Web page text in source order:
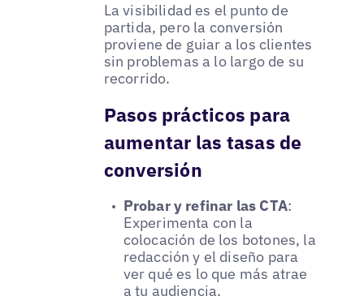
La visibilidad es el punto de
partida, pero la conversión
proviene de guiar a los clientes
sin problemas a lo largo de su
recorrido.
Pasos prácticos para
aumentar las tasas de
conversión
Probar y refinar las CTA:
Experimenta con la
colocación de los botones, la
redacción y el diseño para
ver qué es lo que más atrae
a tu audiencia.